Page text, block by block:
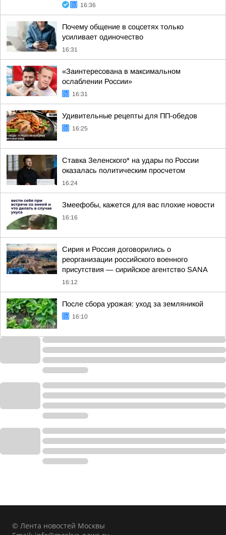
16:36
Почему общение в соцсетях только
усиливает одиночество
16:31
«Заинтересована в максимальном
ослаблении России»
16:31
Удивительные рецепты для ПП-обедов
16:25
Ставка Зеленского* на удары по России
оказалась политическим просчетом
16:24
Змеефобы, кажется для вас плохие новости
16:16
Сирия и Россия договорились о
реорганизации российского военного
присутствия — сирийское агентство SANA
16:12
После сбора урожая: уход за земляникой
16:10
© Лента новостей Москвы